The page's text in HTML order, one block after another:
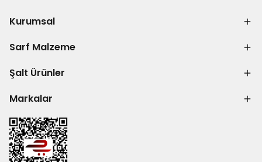
Kurumsal
Sarf Malzeme
Şalt Ürünler
Markalar